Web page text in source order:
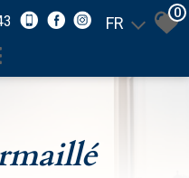
FR
0